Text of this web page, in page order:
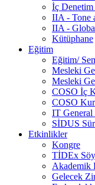
İç
IIA - Tone
IIA -
Kütüphane
Eğitim
Eğitim/
Mesleki
Mesleki
COSO İç
COSO
IT General
SİDUS
Etkinlikler
Kongre
TİDEx
Akademik
Gelecek